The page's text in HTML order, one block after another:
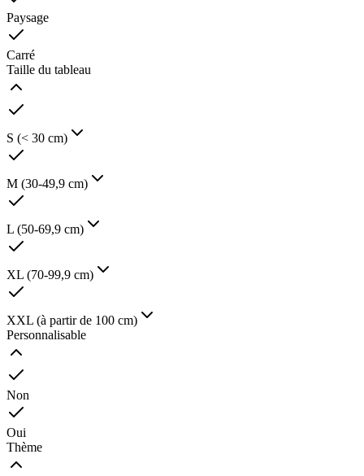
Paysage
Carré
Taille du tableau
S (< 30 cm)
M (30-49,9 cm)
L (50-69,9 cm)
XL (70-99,9 cm)
XXL (à partir de 100 cm)
Personnalisable
Non
Oui
Thème